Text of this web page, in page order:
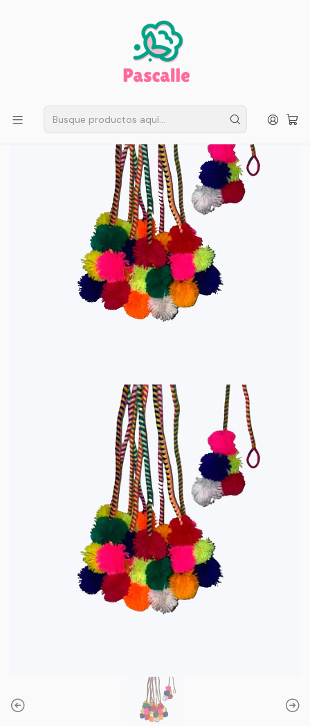
Compras sobre $50.000
Fiestas Patrias
Accesorios
Pack 2 Pon Pom Baile Nortino Baile El Trote Niña